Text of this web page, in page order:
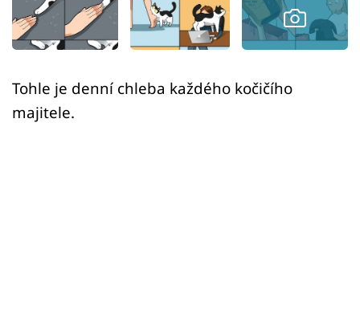
Sledujte nás
Tohle je denní chleba každého kočičího
majitele.